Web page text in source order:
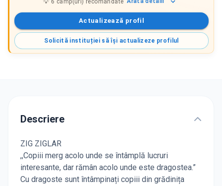
💡 6 câmp(uri) recomandate
Actualizează profil
Solicită instituției să își actualizeze profilul
Descriere
ZIG ZIGLAR
,,Copiii merg acolo unde se întâmplă lucruri
interesante, dar rămân acolo unde este dragostea.”
Cu dragoste sunt întâmpinați copiii din grădinița